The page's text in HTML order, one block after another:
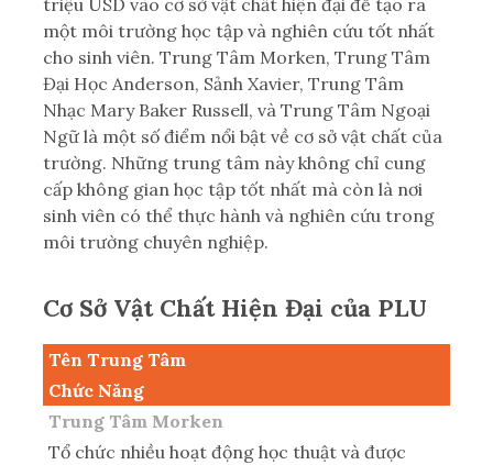
một môi trường học tập và nghiên cứu tốt nhất
cho sinh viên. Trung Tâm Morken, Trung Tâm
Đại Học Anderson, Sảnh Xavier, Trung Tâm
Nhạc Mary Baker Russell, và Trung Tâm Ngoại
Ngữ là một số điểm nổi bật về cơ sở vật chất của
trường. Những trung tâm này không chỉ cung
cấp không gian học tập tốt nhất mà còn là nơi
sinh viên có thể thực hành và nghiên cứu trong
môi trường chuyên nghiệp.
Cơ Sở Vật Chất Hiện Đại của PLU
Tên Trung Tâm
Chức Năng
Trung Tâm Morken
Tổ chức nhiều hoạt động học thuật và được